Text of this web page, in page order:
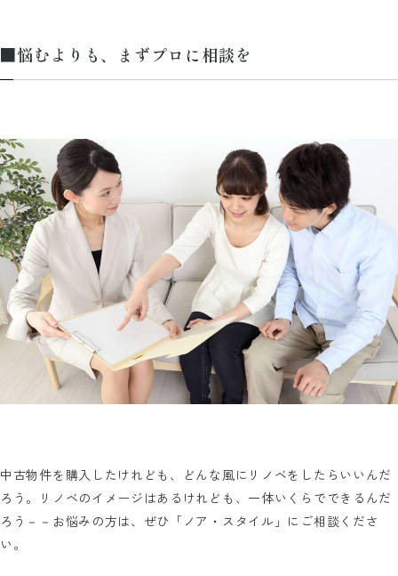
■悩むよりも、まずプロに相談を
中古物件を購入したけれども、どんな風にリノベをしたらいいんだ
ろう。リノベのイメージはあるけれども、一体いくらでできるんだ
ろう－－お悩みの方は、ぜひ「ノア・スタイル」にご相談くださ
い。